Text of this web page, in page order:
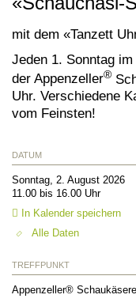
mit dem «Tanzett
Jeden 1. Sonntag
der Appenzeller®
Uhr. Verschiedene
vom Feinsten!
DATUM
Sonntag, 2. August 2026
11.00 bis 16.00 Uhr
In Kalender speichern
Alle Daten
TREFFPUNKT
Appenzeller®